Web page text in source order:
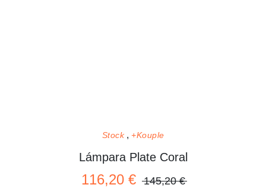
Stock +Kouple
Lámpara Plate Coral
116,20 € 145,20 €